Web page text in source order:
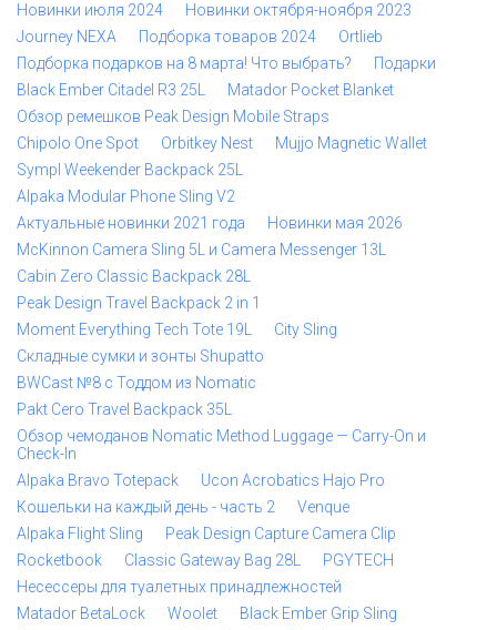
Новинки июля 2024
Новинки октября-ноября 2023
Journey NEXA
Подборка товаров 2024
Ortlieb
Подборка подарков на 8 марта! Что выбрать?
Подарки
Black Ember Citadel R3 25L
Matador Pocket Blanket
Обзор ремешков Peak Design Mobile Straps
Chipolo One Spot
Orbitkey Nest
Mujjo Magnetic Wallet
Sympl Weekender Backpack 25L
Alpaka Modular Phone Sling V2
Актуальные новинки 2021 года
Новинки мая 2026
McKinnon Camera Sling 5L и Camera Messenger 13L
Cabin Zero Classic Backpack 28L
Peak Design Travel Backpack 2 in 1
Moment Everything Tech Tote 19L
City Sling
Складные сумки и зонты Shupatto
BWCast №8 с Тоддом из Nomatic
Pakt Cero Travel Backpack 35L
Обзор чемоданов Nomatic Method Luggage — Carry-On и
Check-In
Alpaka Bravo Totepack
Ucon Acrobatics Hajo Pro
Кошельки на каждый день - часть 2
Venque
Alpaka Flight Sling
Peak Design Capture Camera Clip
Rocketbook
Classic Gateway Bag 28L
PGYTECH
Несессеры для туалетных принадлежностей
Matador BetaLock
Woolet
Black Ember Grip Sling